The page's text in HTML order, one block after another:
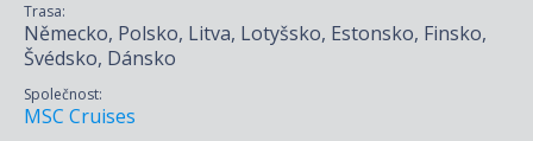
Trasa:
Německo, Polsko, Litva, Lotyšsko, Estonsko, Finsko,
Švédsko, Dánsko
Společnost:
MSC Cruises